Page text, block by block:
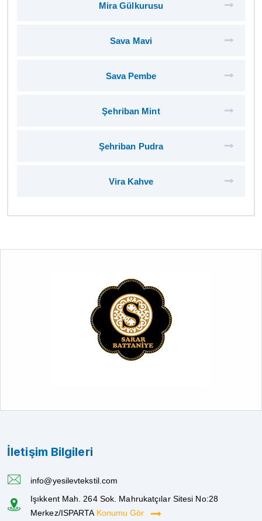
Mira Gülkurusu
Sava Mavi
Sava Pembe
Şehriban Mint
Şehriban Pudra
Vira Kahve
İletişim Bilgileri
info@yesilevtekstil.com
Işıkkent Mah. 264 Sok. Mahrukatçılar Sitesi No:28
Merkez/ISPARTA Konumu Gör